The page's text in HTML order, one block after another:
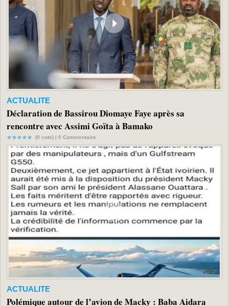
ACTUALITE
Déclaration de Bassirou Diomaye Faye après sa
rencontre avec Assimi Goïta à Bamako
(0 vote) | 0 Commentaire
ACTUALITE
Polémique autour de l’avion de Macky : Baba Aidara